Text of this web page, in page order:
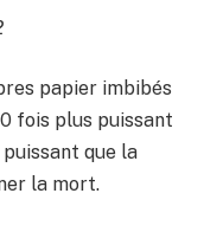
papier imbibés
fois plus puissant
que la
la mort.